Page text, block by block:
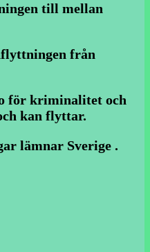
till mellan
från
för kriminalitet och
kan flyttar.
lämnar Sverige .